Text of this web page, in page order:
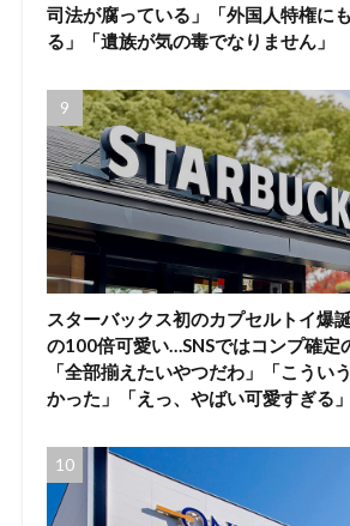
司法が腐っている」「外国人特権に
る」「遺族が気の毒でなりません」
スターバックス初のカプセルトイ爆
の100倍可愛い…SNSではコンプ確定
「全部揃えたいやつだわ」「こうい
かった」「えっ、やばい可愛すぎる」